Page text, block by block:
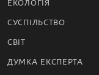
ЕКОЛОГІЯ
СУСПІЛЬСТВО
СВІТ
ДУМКА ЕКСПЕРТА